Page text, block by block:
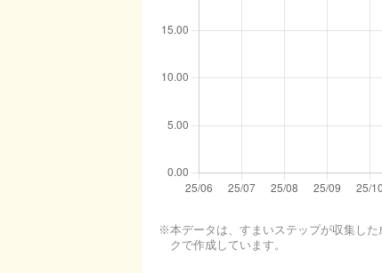
本データは、すまいステップが収集し
クで作成しています。